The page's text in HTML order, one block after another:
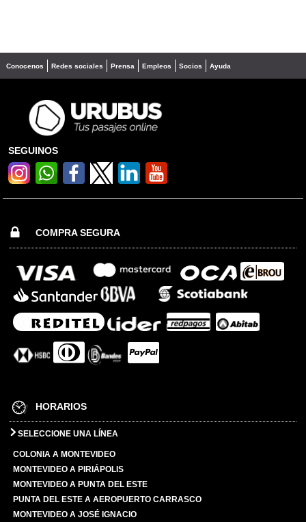
Conocenos Redes sociales Prensa Empleos Socios Ayuda
SEGUINOS
COMPRA SEGURA
HORARIOS
SELECCIONE UNA LÍNEA
COLONIA A MONTEVIDEO
MONTEVIDEO A PIRIÁPOLIS
MONTEVIDEO A PUNTA DEL ESTE
PUNTA DEL ESTE A AEROPUERTO CARRASCO
MONTEVIDEO A JOSÉ IGNACIO